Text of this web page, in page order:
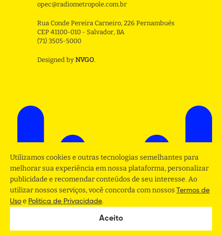
opec@radiometropole.com.br
Rua Conde Pereira Carneiro, 226 Pernambués
CEP 41100-010 - Salvador, BA
(71) 3505-5000
Designed by NVGO.
Utilizamos cookies e outras tecnologias semelhantes para
melhorar sua experiência em nossa plataforma, personalizar
publicidade e recomendar conteúdos de seu interesse. Ao
utilizar nossos serviços, você concorda com nossos Termos de
Uso e Politica de Privacidade.
Aceito